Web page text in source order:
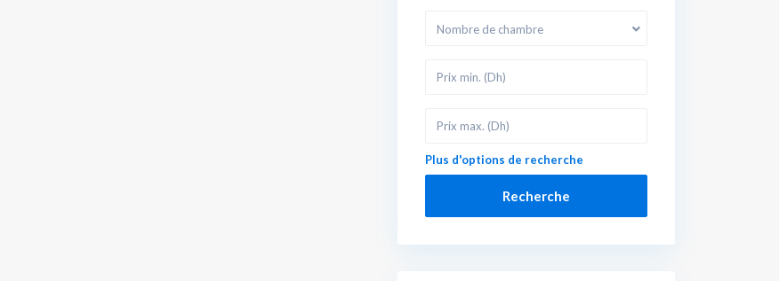
Nombre de chambre
Plus d'options de recherche
Recherche